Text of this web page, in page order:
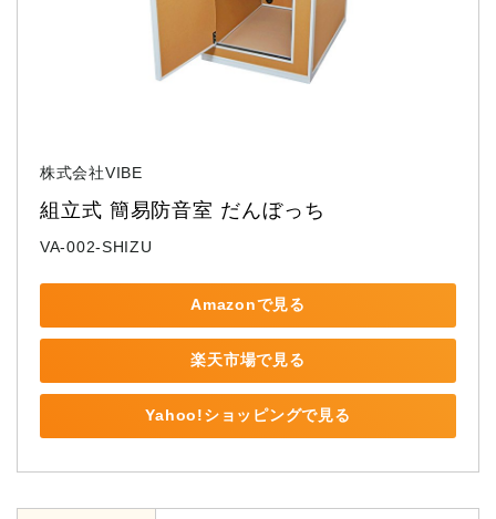
株式会社VIBE
組立式 簡易防音室 だんぼっち
VA-002-SHIZU
Amazonで見る
楽天市場で見る
Yahoo!ショッピングで見る